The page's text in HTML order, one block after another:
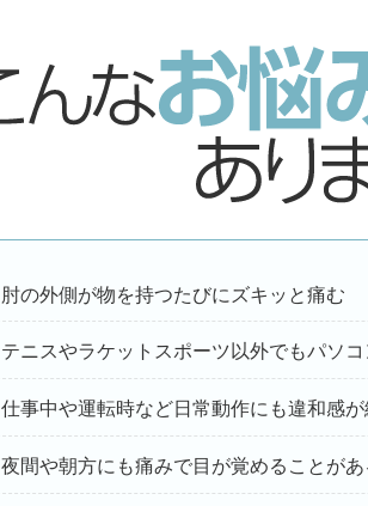
肘の外側が物を持つたびにズキッと痛む
テニスやラケットスポーツ以外でもパソ
仕事中や運転時など日常動作にも違和感
夜間や朝方にも痛みで目が覚めることが